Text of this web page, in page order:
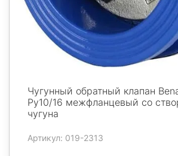
Чугунный обратный клапан
Ру10/16 межфланцевый со
чугуна
Артикул: 019-2313